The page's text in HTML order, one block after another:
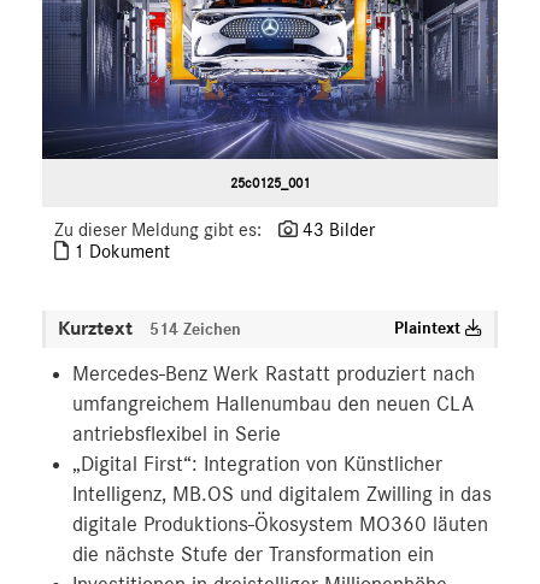
MEDIA
ÜBER UNS
ANSPRECHPARTNER
25c0125_001
Zu dieser Meldung gibt es:
43 Bilder
1 Dokument
Kurztext 514 Zeichen Plaintext
Mercedes-Benz Werk Rastatt produziert nach
umfangreichem Hallenumbau den neuen CLA
antriebsflexibel in Serie
„Digital First“: Integration von Künstlicher
Intelligenz, MB.OS und digitalem Zwilling in das
digitale Produktions-Ökosystem MO360 läuten
die nächste Stufe der Transformation ein